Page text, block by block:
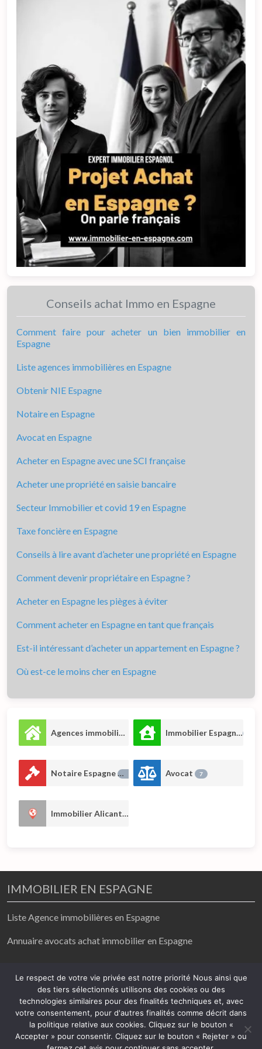
Conseils achat Immo en Espagne
Comment faire pour acheter un bien immobilier en
Espagne
Liste agences immobilières en Espagne
Obtenir NIE Espagne
Notaire en Espagne
Avocat en Espagne
Acheter en Espagne avec une SCI française
Acheter une propriété en saisie bancaire
Secteur Immobilier et covid 19 en Espagne
Taxe foncière en Espagne
Conseils à lire avant d’acheter une propriété en Espagne
Comment devenir propriétaire en Espagne ?
Acheter en Espagne les pièges à éviter
Comment acheter en Espagne en tant que français
Est-il intéressant d’acheter un appartement en Espagne ?
Où est-ce le moins cher en Espagne
Agences immobilières 66 Immobilier Espagne
Notaire Espagne17 Avocat 7
Immobilier Alicante
IMMOBILIER EN ESPAGNE
Liste Agence immobilières en Espagne
Annuaire avocats achat immobilier en Espagne
2026
Mentions légales-Politique de confidentialité
Le respect de votre vie privée est notre priorité Nous ainsi que
des tiers sélectionnés utilisons des cookies ou des
technologies similaires pour des finalités techniques et, avec
votre consentement, pour d'autres finalités comme décrit dans
la politique relative aux cookies. Cliquez sur le bouton «
Accepter » pour consentir. Cliquez sur le bouton « Rejeter » ou